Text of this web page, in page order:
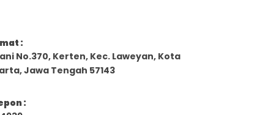
:
No.370, Kerten, Kec. Laweyan, Kota
Jawa Tengah 57143
: